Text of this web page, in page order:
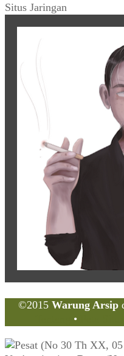
Situs Jaringan
©2015 Warung Arsip
•